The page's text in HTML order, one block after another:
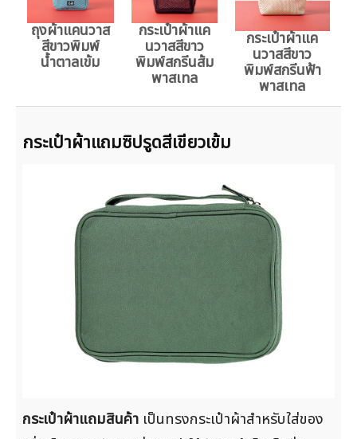
ถุงผ้าแคนวาส
สีขาวพิมพ์
น้ำตาลเข้ม
กระเป๋าผ้าแค
นวาสสีขาว
พิมพ์สกรีนส้ม
พาสเทล
กระเป๋าผ้าแค
นวาสสีขาว
พิมพ์สกรีนฟ้า
พาสเทล
กระเป๋าผ้าแถมซิปรูดสีเขียวเข้ม
กระเป๋าผ้าแถมสินค้า เป็นทรงกระเป๋าผ้าสำหรับใส่ของ